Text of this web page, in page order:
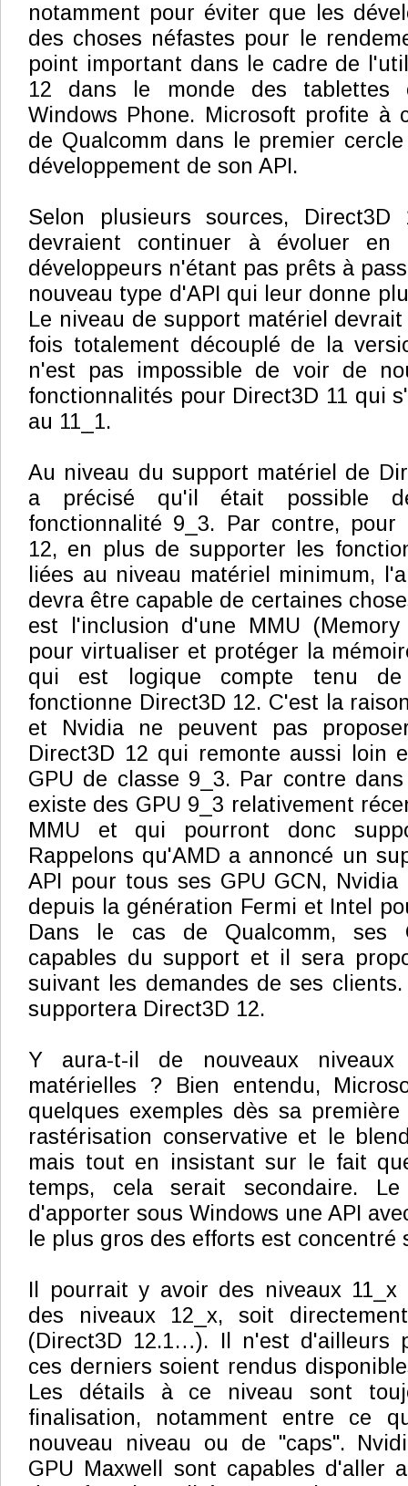
notamment pour éviter que les
des choses néfastes pour le
point important dans le cadre de
12 dans le monde des
Windows Phone. Microsoft profite à
de Qualcomm dans le premier
développement de son API.
Selon plusieurs sources,
devraient continuer à évoluer en
développeurs n'étant pas prêts à
nouveau type d'API qui leur donne
Le niveau de support matériel
fois totalement découplé de la
n'est pas impossible de voir de
fonctionnalités pour Direct3D 11 qui
au 11_1.
Au niveau du support matériel de
a précisé qu'il était possible
fonctionnalité 9_3. Par contre, pour
12, en plus de supporter les
liées au niveau matériel minimum,
devra être capable de certaines
est l'inclusion d'une MMU (Memory
pour virtualiser et protéger la
qui est logique compte tenu
fonctionne Direct3D 12. C'est la
et Nvidia ne peuvent pas
Direct3D 12 qui remonte aussi loin
GPU de classe 9_3. Par contre
existe des GPU 9_3 relativement
MMU et qui pourront donc
Rappelons qu'AMD a annoncé un
API pour tous ses GPU GCN,
depuis la génération Fermi et Intel
Dans le cas de Qualcomm, ses
capables du support et il sera
suivant les demandes de ses
supportera Direct3D 12.
Y aura-t-il de nouveaux niveaux
matérielles ? Bien entendu,
quelques exemples dès sa
rastérisation conservative et le
mais tout en insistant sur le fait
temps, cela serait secondaire.
d'apporter sous Windows une API
le plus gros des efforts est concentré
Il pourrait y avoir des niveaux 11_x
des niveaux 12_x, soit
(Direct3D 12.1…). Il n'est d'ailleurs
ces derniers soient rendus
Les détails à ce niveau sont
finalisation, notamment entre ce
nouveau niveau ou de "caps".
GPU Maxwell sont capables d'aller